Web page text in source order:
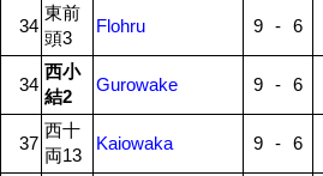
34
東前
頭3
Flohru 9 - 6
34
西小
結2
Gurowake 9 - 6
37
西十
両13
Kaiowaka 9 - 6